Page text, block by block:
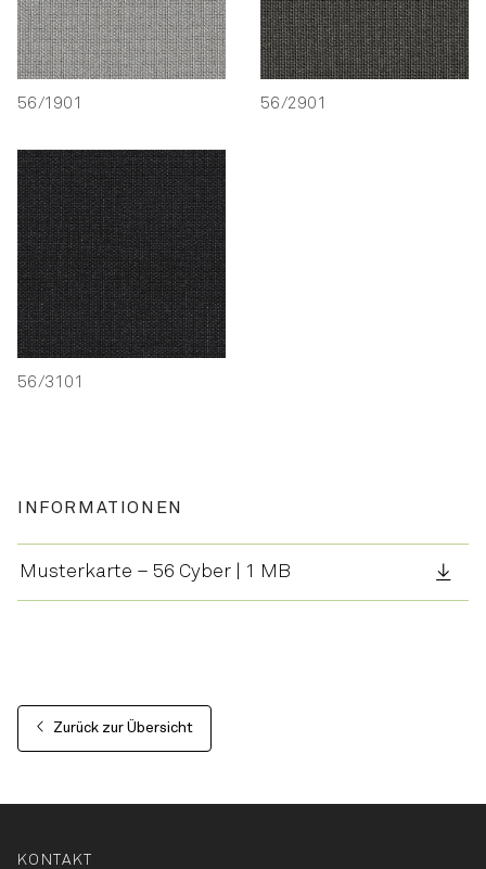
56/1901 56/2901
56/3101
INFORMATIONEN
Musterkarte – 56 Cyber | 1 MB
Zurück zur Übersicht
KONTAKT